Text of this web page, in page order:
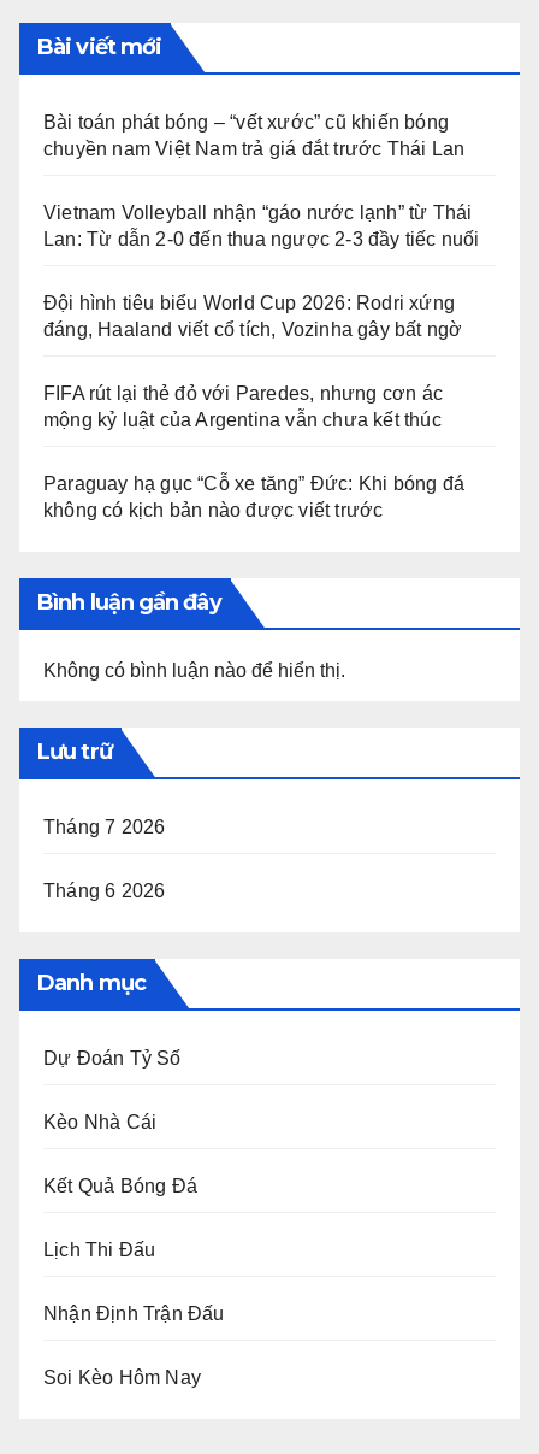
Bài viết mới
Bài toán phát bóng – “vết xước” cũ khiến bóng
chuyền nam Việt Nam trả giá đắt trước Thái Lan
Vietnam Volleyball nhận “gáo nước lạnh” từ Thái
Lan: Từ dẫn 2-0 đến thua ngược 2-3 đầy tiếc nuối
Đội hình tiêu biểu World Cup 2026: Rodri xứng
đáng, Haaland viết cổ tích, Vozinha gây bất ngờ
FIFA rút lại thẻ đỏ với Paredes, nhưng cơn ác
mộng kỷ luật của Argentina vẫn chưa kết thúc
Paraguay hạ gục “Cỗ xe tăng” Đức: Khi bóng đá
không có kịch bản nào được viết trước
Bình luận gần đây
Không có bình luận nào để hiển thị.
Lưu trữ
Tháng 7 2026
Tháng 6 2026
Danh mục
Dự Đoán Tỷ Số
Kèo Nhà Cái
Kết Quả Bóng Đá
Lịch Thi Đấu
Nhận Định Trận Đấu
Soi Kèo Hôm Nay